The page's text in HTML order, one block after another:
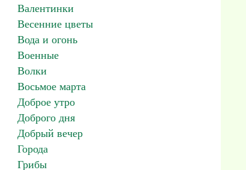
Валентинки
Весенние цветы
Вода и огонь
Военные
Волки
Восьмое марта
Доброе утро
Доброго дня
Добрый вечер
Города
Грибы